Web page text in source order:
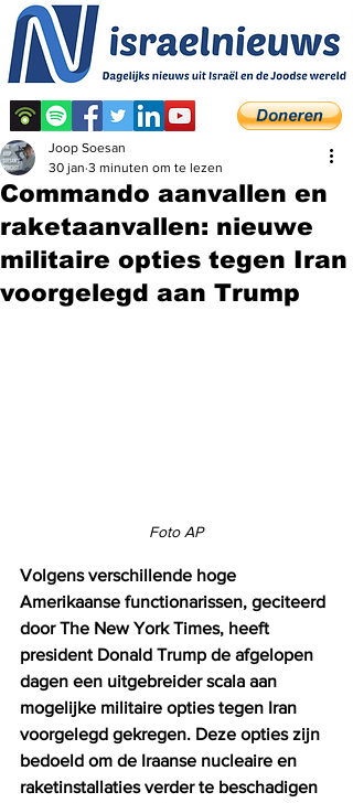
Commando aanvallen en
raketaanvallen: nieuwe
militaire opties tegen Iran
voorgelegd aan Trump
Joop Soesan
30 jan 3 minuten om te lezen
Foto AP
Volgens verschillende hoge
Amerikaanse functionarissen, geciteerd
door The New York Times, heeft
president Donald Trump de afgelopen
dagen een uitgebreider scala aan
mogelijke militaire opties tegen Iran
voorgelegd gekregen. Deze opties zijn
bedoeld om de Iraanse nucleaire en
raketinstallaties verder te beschadigen